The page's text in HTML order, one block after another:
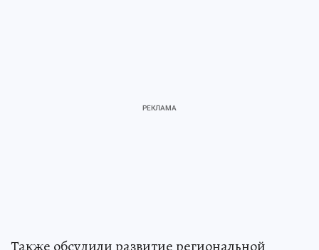
Также обсудили развитие региональной